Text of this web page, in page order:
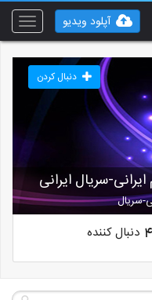
Toggle
آپلود ویدیو
ایرانی-سریال ایرانی
سریال
دنبال کردن
4 دنبال کننده